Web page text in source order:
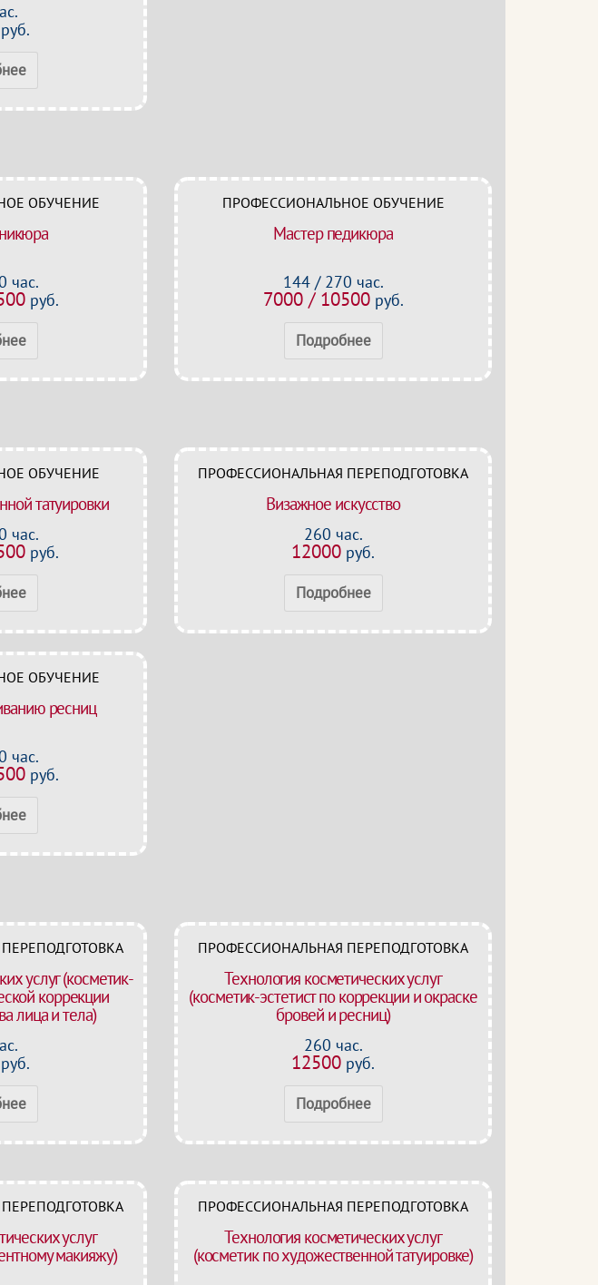
руб.
ОБУЧЕНИЕ
час.
руб.
ПРОФЕССИОНАЛЬНОЕ ОБУЧЕНИЕ
Мастер педикюра
144 / 270 час.
7000 / 10500руб.
Подробнее
ОБУЧЕНИЕ
татуировки
час.
руб.
ПРОФЕССИОНАЛЬНАЯ ПЕРЕПОДГОТОВКА
Визажное искусство
260 час.
12000 руб.
Подробнее
ОБУЧЕНИЕ
ресниц
час.
руб.
услуг (косметик-
коррекции
лица и тела)
руб.
ПРОФЕССИОНАЛЬНАЯ ПЕРЕПОДГОТОВКА
Технология косметических услуг
(косметик-эстетист по коррекции и окраске
бровей и ресниц)
260 час.
12500 руб.
Подробнее
услуг
макияжу)
ПРОФЕССИОНАЛЬНАЯ ПЕРЕПОДГОТОВКА
Технология косметических услуг
(косметик по художественной татуировке)